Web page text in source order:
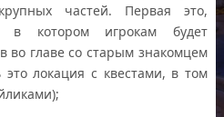
частей. Первая это,
в котором игрокам будет
во главе со старым знакомцем
это локация с квестами, в том